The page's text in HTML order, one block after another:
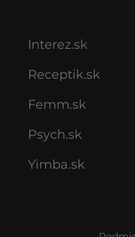
Interez.sk
Receptik.sk
Femm.sk
Psych.sk
Yimba.sk